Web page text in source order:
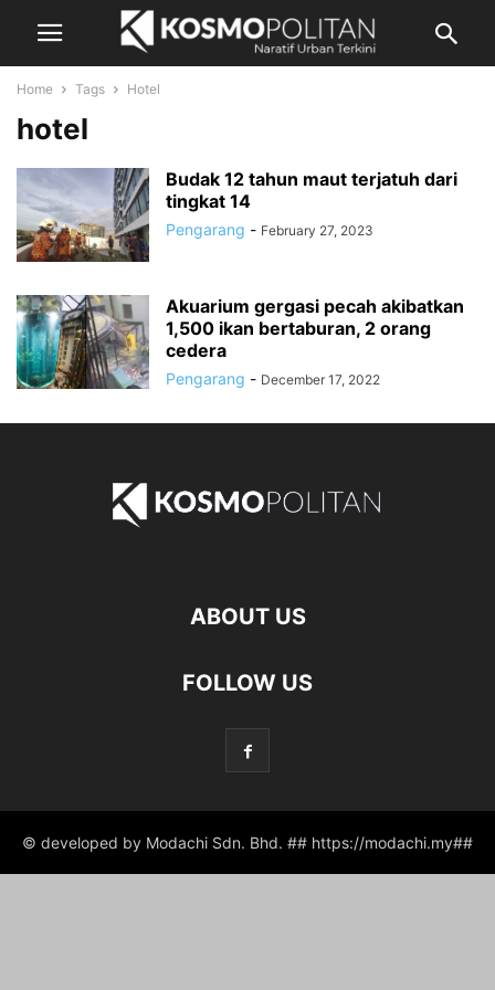
Home Tags Hotel
hotel
Budak 12 tahun maut terjatuh dari
tingkat 14
Pengarang - February 27, 2023
Akuarium gergasi pecah akibatkan
1,500 ikan bertaburan, 2 orang
cedera
Pengarang - December 17, 2022
ABOUT US
FOLLOW US
© developed by Modachi Sdn. Bhd. ## https://modachi.my##